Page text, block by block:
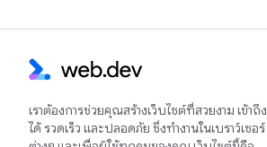
เราต้องการช่วยคุณสร้างเว็บไซต์ที่สวยงาม เข้าถึง
ได้ รวดเร็ว และปลอดภัย ซึ่งทำงานในเบราว์เซอร์